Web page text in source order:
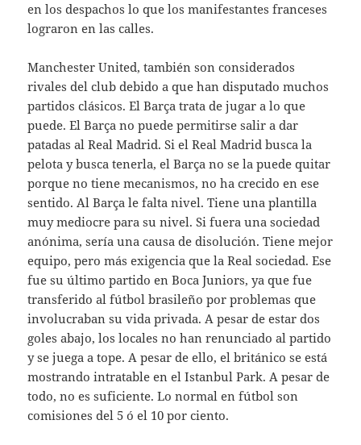
en los despachos lo que los manifestantes franceses
lograron en las calles.
Manchester United, también son considerados
rivales del club debido a que han disputado muchos
partidos clásicos. El Barça trata de jugar a lo que
puede. El Barça no puede permitirse salir a dar
patadas al Real Madrid. Si el Real Madrid busca la
pelota y busca tenerla, el Barça no se la puede quitar
porque no tiene mecanismos, no ha crecido en ese
sentido. Al Barça le falta nivel. Tiene una plantilla
muy mediocre para su nivel. Si fuera una sociedad
anónima, sería una causa de disolución. Tiene mejor
equipo, pero más exigencia que la Real sociedad. Ese
fue su último partido en Boca Juniors, ya que fue
transferido al fútbol brasileño por problemas que
involucraban su vida privada. A pesar de estar dos
goles abajo, los locales no han renunciado al partido
y se juega a tope. A pesar de ello, el británico se está
mostrando intratable en el Istanbul Park. A pesar de
todo, no es suficiente. Lo normal en fútbol son
comisiones del 5 ó el 10 por ciento.